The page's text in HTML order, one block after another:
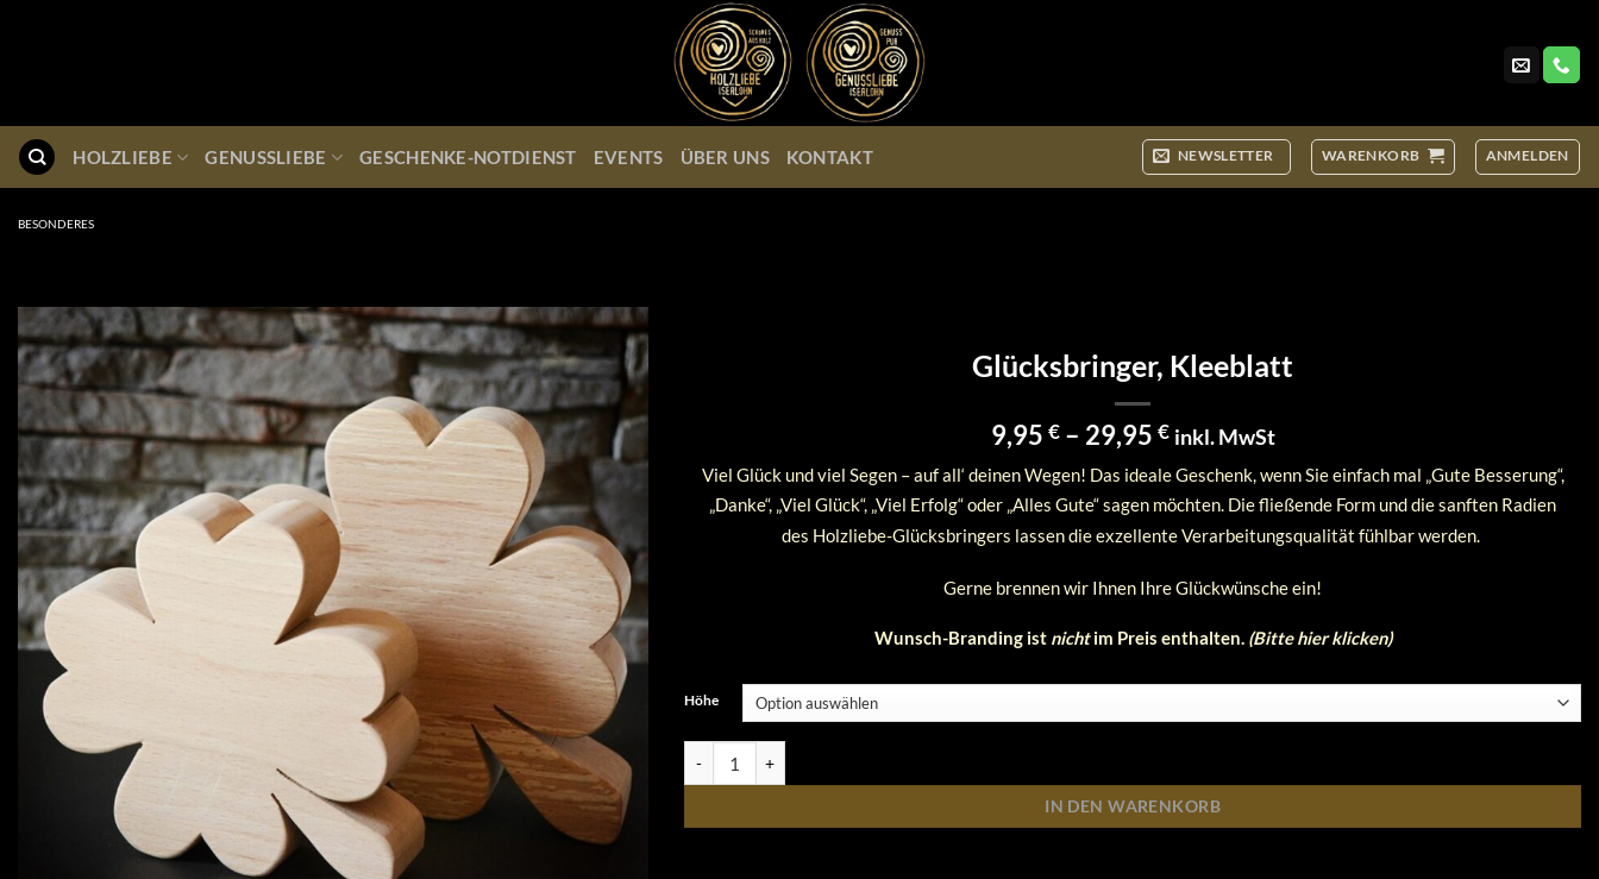
HOLZLIEBE GENUSSLIEBE GESCHENKE-NOTDIENST EVENTS ÜBER UNS KONTAKT NEWSLETTER WARENKORB ANMELDEN
BESONDERES
Glücksbringer, Kleeblatt
9,95 € – 29,95 €Preisspanne:
9,95 €
bis
29,95 €
inkl. MwSt
Viel Glück und viel Segen – auf all‘ deinen Wegen! Das ideale Geschenk, wenn Sie einfach mal „Gute Besserung“,
„Danke“, „Viel Glück“, „Viel Erfolg“ oder „Alles Gute“ sagen möchten. Die fließende Form und die sanften Radien
des Holzliebe-Glücksbringers lassen die exzellente Verarbeitungsqualität fühlbar werden.
Gerne brennen wir Ihnen Ihre Glückwünsche ein!
Wunsch-Branding ist nichtim Preis enthalten. (Bitte hier klicken)
Höhe
IN DEN WARENKORB